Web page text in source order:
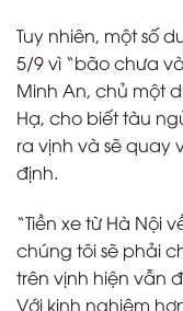
Tuy nhiên, một số
5/9 vì “bão chưa
Minh An, chủ một
Hạ, cho biết tàu
ra vịnh và sẽ quay
định.
“Tiền xe từ Hà Nội
chúng tôi sẽ phải
trên vịnh hiện vẫn
Với kinh nghiệm